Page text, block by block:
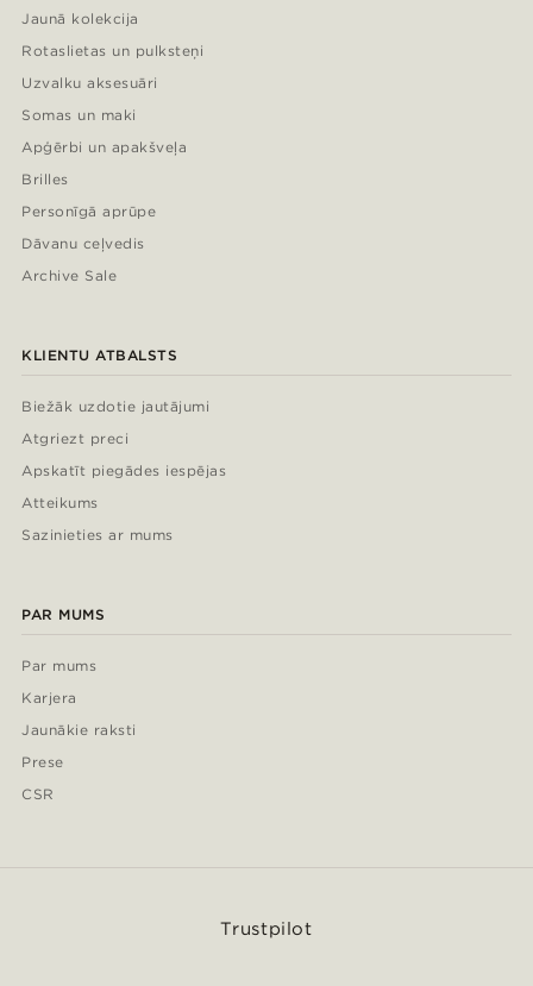
Jaunā kolekcija
Rotaslietas un pulksteņi
Uzvalku aksesuāri
Somas un maki
Apģērbi un apakšveļa
Brilles
Personīgā aprūpe
Dāvanu ceļvedis
Archive Sale
KLIENTU ATBALSTS
Biežāk uzdotie jautājumi
Atgriezt preci
Apskatīt piegādes iespējas
Atteikums
Sazinieties ar mums
PAR MUMS
Par mums
Karjera
Jaunākie raksti
Prese
CSR
Trustpilot